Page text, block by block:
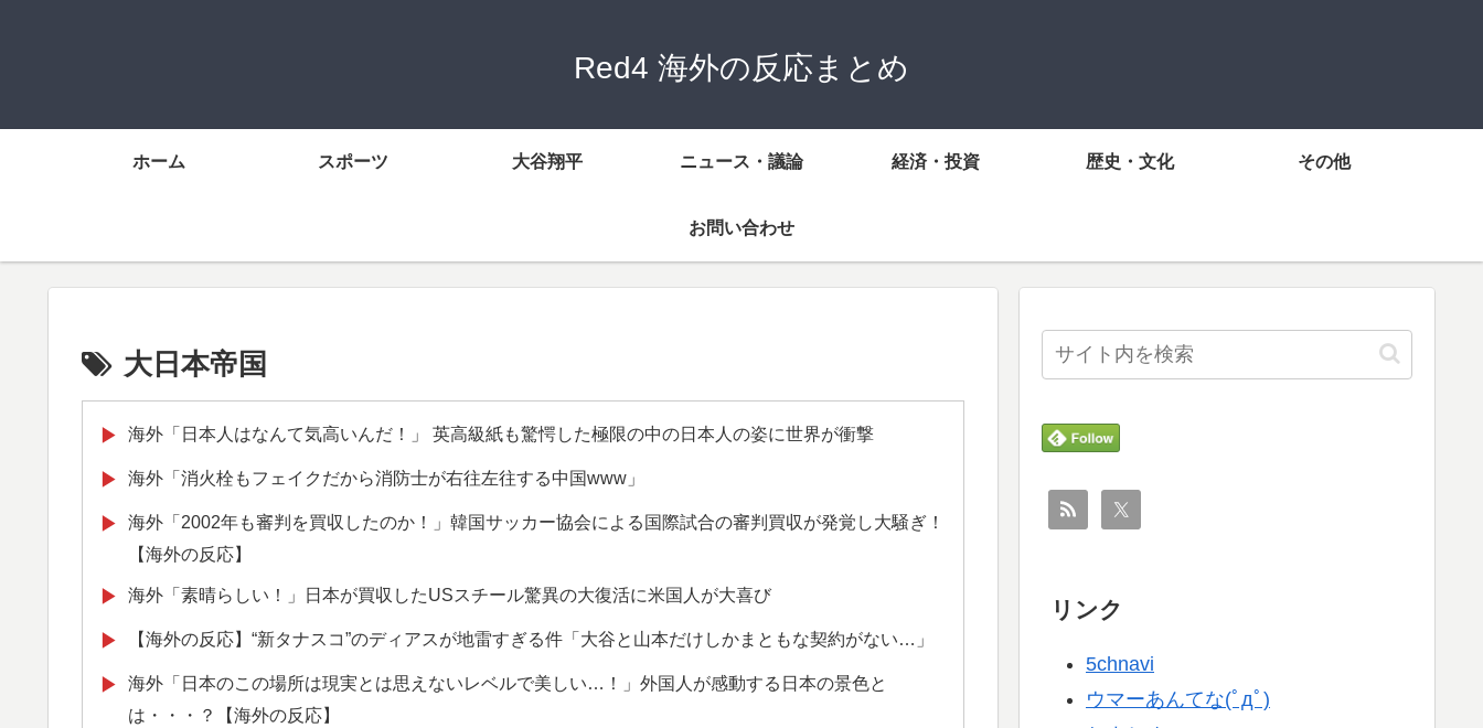
Red4 海外の反応まとめ
ホーム スポーツ 大谷翔平 ニュース・議論 経済・投資 歴史・文化 その他
お問い合わせ
大日本帝国
▶ 海外「日本人はなんて気高いんだ！」 英高級紙も驚愕した極限の中の日本人の姿に世界が衝撃
▶ 海外「消火栓もフェイクだから消防士が右往左往する中国www」
▶
海外「2002年も審判を買収したのか！」韓国サッカー協会による国際試合の審判買収が発覚し大騒ぎ！
【海外の反応】
▶ 海外「素晴らしい！」日本が買収したUSスチール驚異の大復活に米国人が大喜び
▶ 【海外の反応】“新タナスコ”のディアスが地雷すぎる件「大谷と山本だけしかまともな契約がない…」
▶
海外「日本のこの場所は現実とは思えないレベルで美しい…！」外国人が感動する日本の景色と
は・・・？【海外の反応】
リンク
5chnavi
ウマーあんてな(ﾟдﾟ)